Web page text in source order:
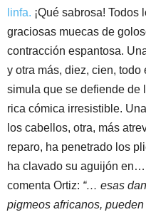
linfa. ¡Qué sabrosa!
graciosas muecas de
contracción espantosa.
y otra más, diez, cien,
simula que se defiende de
rica cómica irresistible.
los cabellos, otra, más
reparo, ha penetrado los
ha clavado su aguijón en…
comenta Ortiz: “… esas
pigmeos africanos,